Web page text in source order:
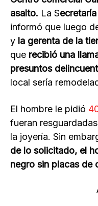
asalto. La S
informó que luego
y la gerenta de la
que recibió una
presuntos
local sería
El hombre le pidió
fueran
la joyería. Sin
de lo solicitado, el
negro sin placas de